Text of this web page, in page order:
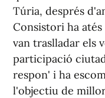
Túria, després
Consistori ha
van traslladar els
participació
respon' i ha
l'objectiu de